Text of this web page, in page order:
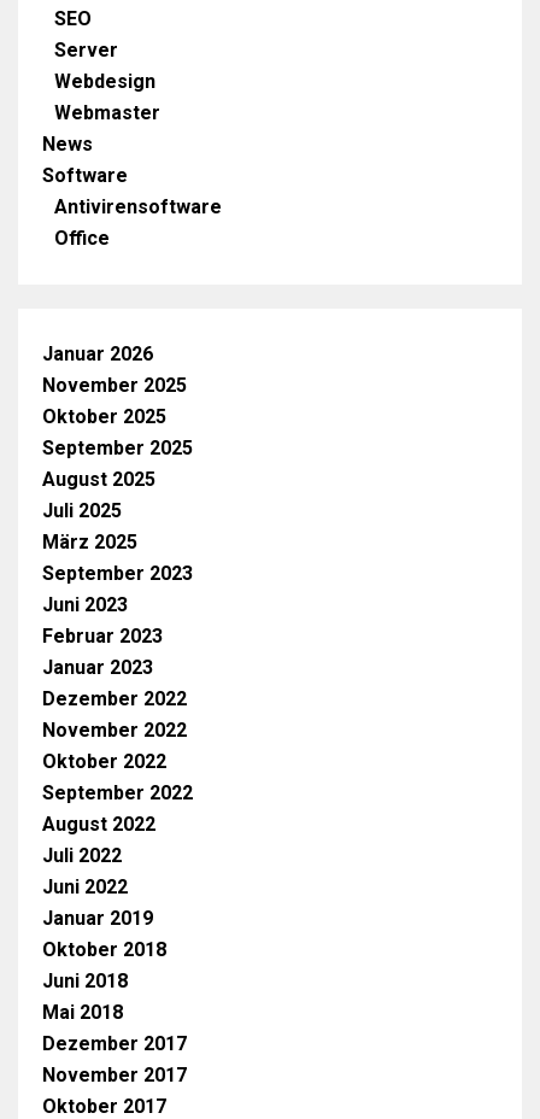
SEO
Server
Webdesign
Webmaster
News
Software
Antivirensoftware
Office
Januar 2026
November 2025
Oktober 2025
September 2025
August 2025
Juli 2025
März 2025
September 2023
Juni 2023
Februar 2023
Januar 2023
Dezember 2022
November 2022
Oktober 2022
September 2022
August 2022
Juli 2022
Juni 2022
Januar 2019
Oktober 2018
Juni 2018
Mai 2018
Dezember 2017
November 2017
Oktober 2017